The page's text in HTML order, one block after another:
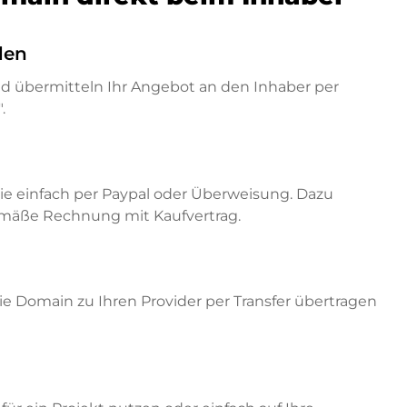
übermitteln Ihr Angebot an den Inhaber per
einfach per Paypal oder Überweisung. Dazu
Rechnung mit Kaufvertrag.
Domain zu Ihren Provider per Transfer übertragen